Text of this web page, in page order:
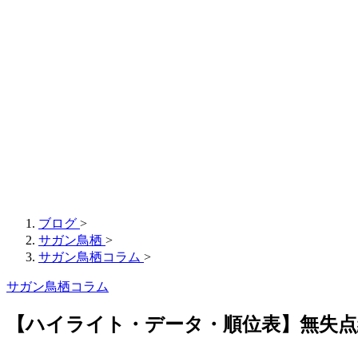
ブログ >
サガン鳥栖 >
サガン鳥栖コラム >
サガン鳥栖コラム
【ハイライト・データ・順位表】無失